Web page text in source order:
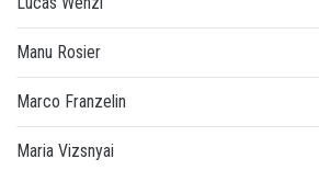
Manu Rosier
Marco Franzelin
Maria Vizsnyai